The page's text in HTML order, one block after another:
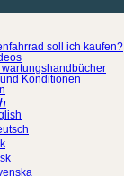
soll ich kaufen?
wartungshandbücher
Konditionen